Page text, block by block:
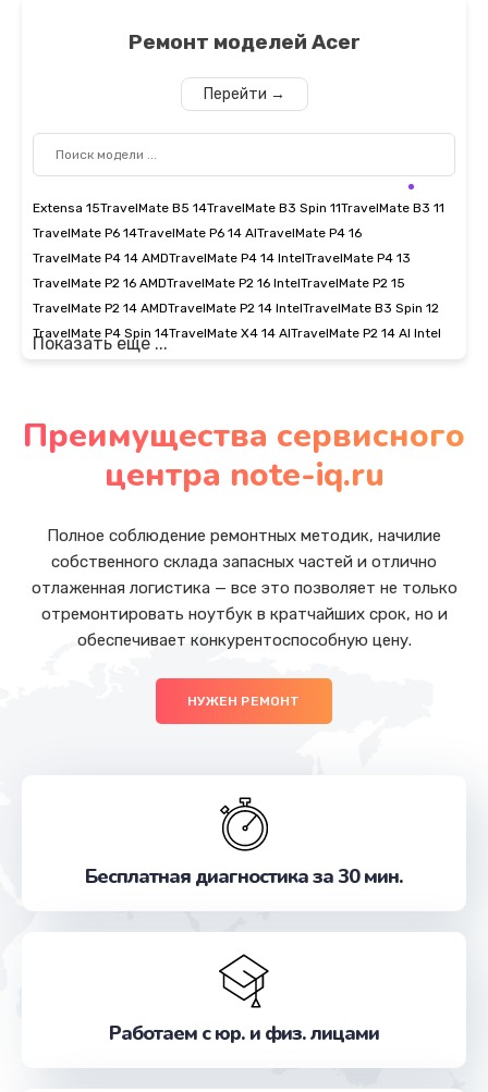
Ремонт моделей Acer
Перейти →
Extensa 15TravelMate B5 14TravelMate B3 Spin 11TravelMate B3 11
TravelMate P6 14TravelMate P6 14 AITravelMate P4 16
TravelMate P4 14 AMDTravelMate P4 14 IntelTravelMate P4 13
TravelMate P2 16 AMDTravelMate P2 16 IntelTravelMate P2 15
TravelMate P2 14 AMDTravelMate P2 14 IntelTravelMate B3 Spin 12
TravelMate P4 Spin 14TravelMate X4 14 AITravelMate P2 14 AI Intel
Показать еще ...
Преимущества сервисного
центра note-iq.ru
Полное соблюдение ремонтных методик, начилие
собственного склада запасных частей и отлично
отлаженная логистика — все это позволяет не только
отремонтировать ноутбук в кратчайших срок, но и
обеспечивает конкурентоспособную цену.
НУЖЕН РЕМОНТ
Бесплатная диагностика за 30 мин.
Работаем с юр. и физ. лицами